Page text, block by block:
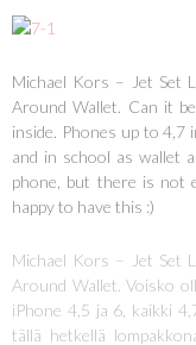
Michael Kors – Jet Set
Around Wallet. Can it
inside. Phones up to 4,7
and in school as wallet
phone, but there is not
happy to have this :)
Michael Kors – Jet Set
Around Wallet. Voisko
iPhone 4,5 ja 6, kaikki
tällä hetkellä